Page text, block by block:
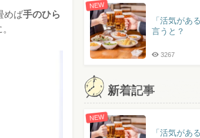
めば手のひら
NEW
「活気があ
言うと？
3267
新着記事
NEW
「活気があ